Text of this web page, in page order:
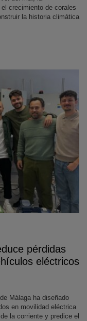
crecimiento de corales
la historia climática
pérdidas
eléctricos
Málaga ha diseñado
en movilidad eléctrica
la corriente y predice el